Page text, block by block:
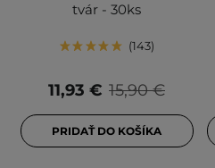
tvár - 30ks
143
15,90 €
11,93 €
PRIDAŤ DO KOŠÍKA